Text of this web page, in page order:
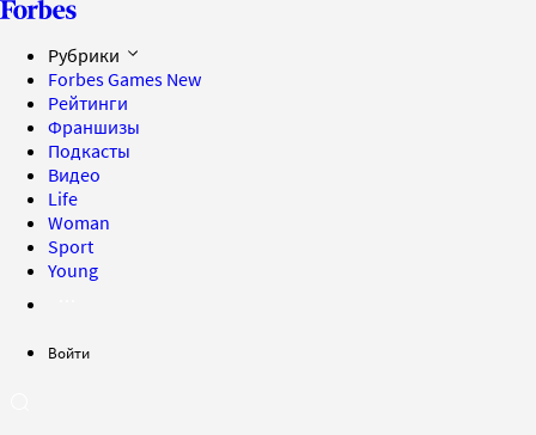
Рубрики
Forbes Games New
Рейтинги
Франшизы
Подкасты
Видео
Life
Woman
Sport
Young
Войти